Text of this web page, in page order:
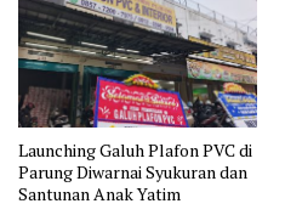
Launching Galuh Plafon PVC di
Parung Diwarnai Syukuran dan
Santunan Anak Yatim